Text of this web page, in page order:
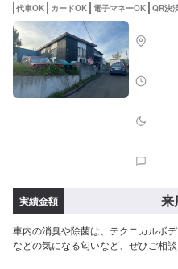
代車OK カードOK 電子マネーOK QR決
実績金額 来
車内の消臭や除菌は、テクニカルボ
などの気になる匂いなど、ぜひご相談